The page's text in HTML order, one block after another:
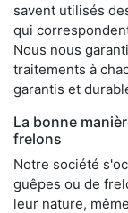
savent utilisés
qui
Nous nous
traitements à
garantis et
La bonne
frelons
Notre société
guêpes ou de
leur nature,